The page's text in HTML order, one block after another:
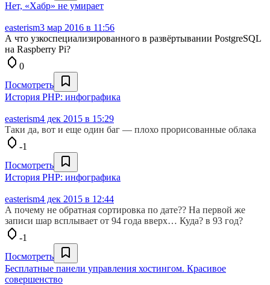
Нет, «Хабр» не умирает
easterism3 мар 2016 в 11:56
А что узкоспециализированного в развёртывании PostgreSQL
на Raspberry Pi?
0
Посмотреть
История PHP: инфографика
easterism4 дек 2015 в 15:29
Таки да, вот и еще один баг — плохо прорисованные облака
-1
Посмотреть
История PHP: инфографика
easterism4 дек 2015 в 12:44
А почему не обратная сортировка по дате?? На первой же
записи шар всплывает от 94 года вверх… Куда? в 93 год?
-1
Посмотреть
Бесплатные панели управления хостингом. Красивое
совершенство